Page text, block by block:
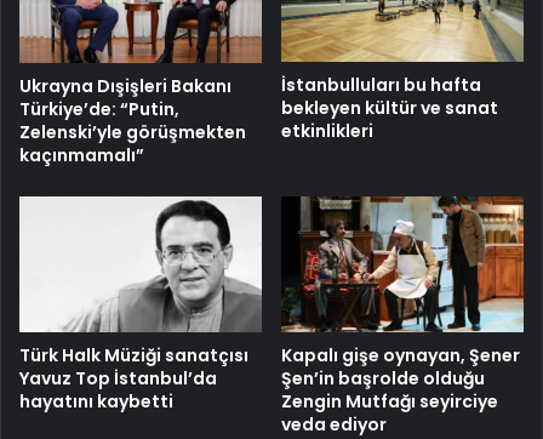
Ukrayna Dışişleri Bakanı
Türkiye’de: “Putin,
Zelenski’yle görüşmekten
kaçınmamalı”
İstanbulluları bu hafta
bekleyen kültür ve sanat
etkinlikleri
Türk Halk Müziği sanatçısı
Yavuz Top İstanbul’da
hayatını kaybetti
Kapalı gişe oynayan, Şener
Şen’in başrolde olduğu
Zengin Mutfağı seyirciye
veda ediyor